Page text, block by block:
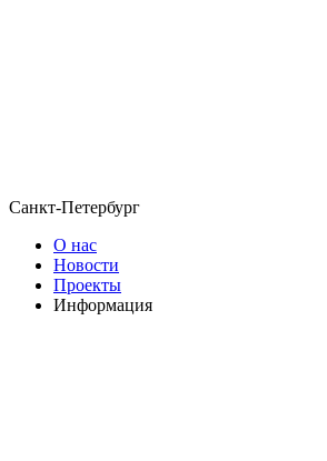
Санкт-Петербург
О нас
Новости
Проекты
Информация